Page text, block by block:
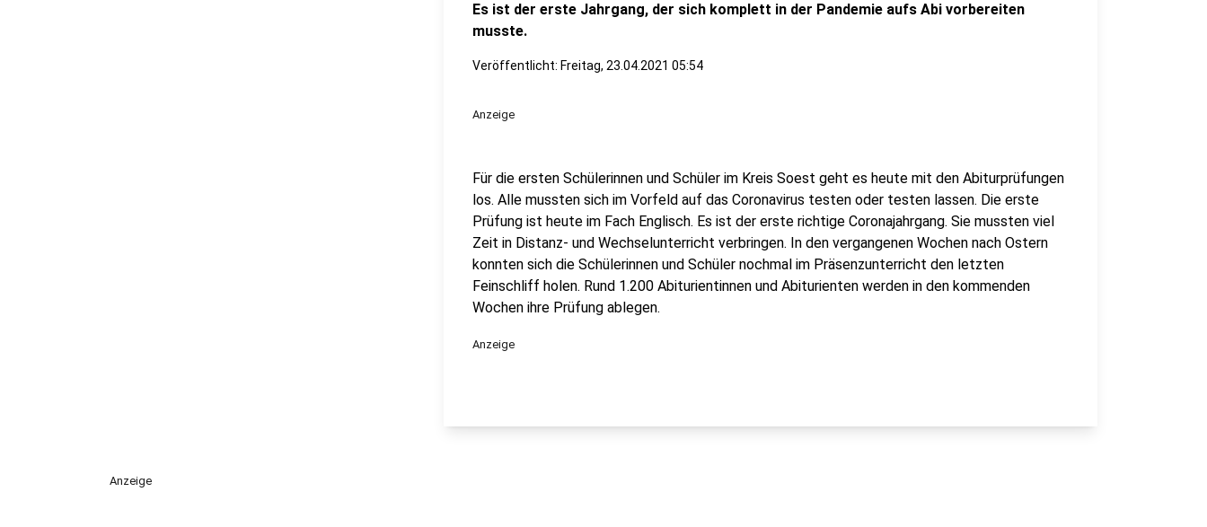
Es ist der erste Jahrgang, der sich komplett in der Pandemie aufs Abi vorbereiten
musste.
Veröffentlicht: Freitag, 23.04.2021 05:54
Anzeige
Für die ersten Schülerinnen und Schüler im Kreis Soest geht es heute mit den Abiturprüfungen
los. Alle mussten sich im Vorfeld auf das Coronavirus testen oder testen lassen. Die erste
Prüfung ist heute im Fach Englisch. Es ist der erste richtige Coronajahrgang. Sie mussten viel
Zeit in Distanz- und Wechselunterricht verbringen. In den vergangenen Wochen nach Ostern
konnten sich die Schülerinnen und Schüler nochmal im Präsenzunterricht den letzten
Feinschliff holen. Rund 1.200 Abiturientinnen und Abiturienten werden in den kommenden
Wochen ihre Prüfung ablegen.
Anzeige
Anzeige